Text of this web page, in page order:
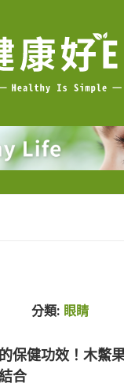
分類: 眼睛
保健功效！木鱉
合